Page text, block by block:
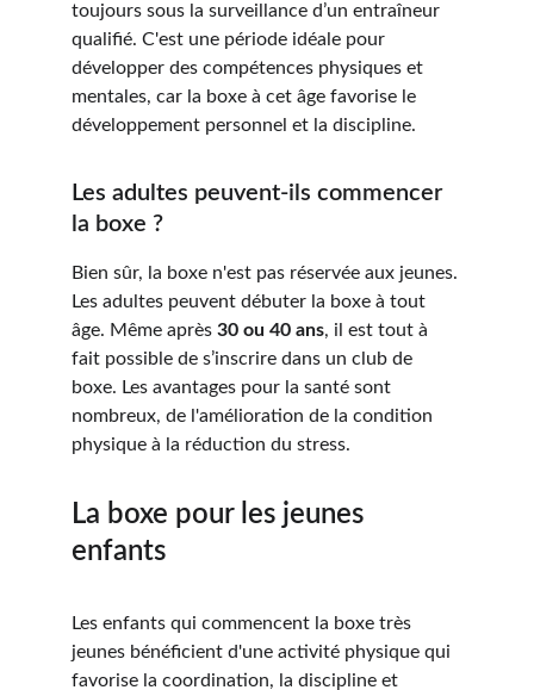
toujours sous la surveillance d’un entraîneur
qualifié. C'est une période idéale pour
développer des compétences physiques et
mentales, car la boxe à cet âge favorise le
développement personnel et la discipline.
Les adultes peuvent-ils commencer
la boxe ?
Bien sûr, la boxe n'est pas réservée aux jeunes.
Les adultes peuvent débuter la boxe à tout
âge. Même après 30 ou 40 ans, il est tout à
fait possible de s’inscrire dans un club de
boxe. Les avantages pour la santé sont
nombreux, de l'amélioration de la condition
physique à la réduction du stress.
La boxe pour les jeunes
enfants
Les enfants qui commencent la boxe très
jeunes bénéficient d'une activité physique qui
favorise la coordination, la discipline et